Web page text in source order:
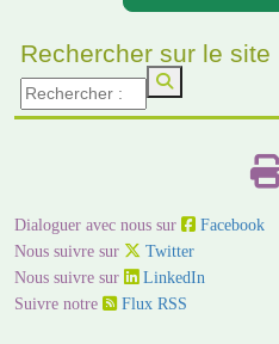
Rechercher sur le site
Dialoguer avec nous sur
Facebook
Nous suivre sur
Twitter
Nous suivre sur
LinkedIn
Suivre notre
Flux RSS